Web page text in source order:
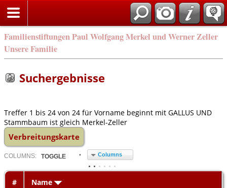
Familienstiftungen Paul Wolfgang Merkel und Werner Zeller
Unsere Familie
Suchergebnisse
Treffer 1 bis 24 von 24 für Vorname beginnt mit GALLUS UND
Stammbaum ist gleich Merkel-Zeller
Verbreitungskarte
COLUMN S: TOGGLE Columns
#
Name